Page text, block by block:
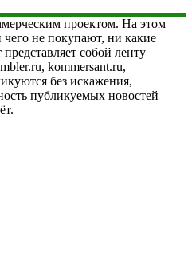
проектом. На этом
не покупают, ни какие
собой ленту
kommersant.ru,
без искажения,
публикуемых новостей